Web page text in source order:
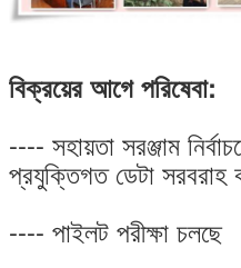
বিক্রয়ের আগে পরিষেবা:
---- সহায়তা সরঞ্জাম
প্রযুক্তিগত ডেটা
---- পাইলট পরীক্ষা চলছে